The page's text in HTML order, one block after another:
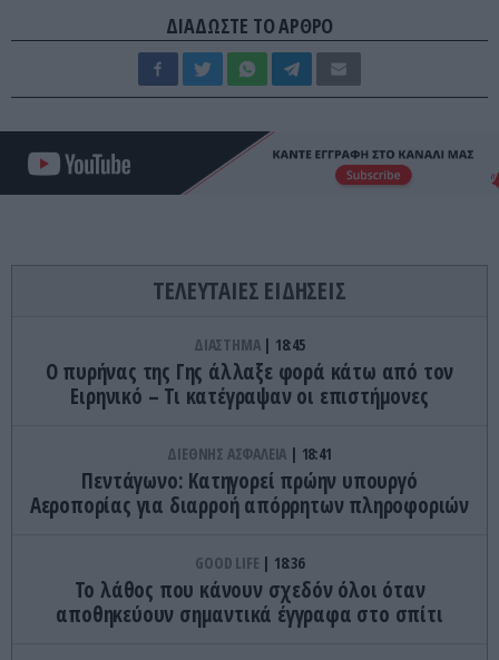
ΔΙΑΔΩΣΤΕ ΤΟ ΑΡΘΡΟ
ΤΕΛΕΥΤΑΙΕΣ ΕΙΔΗΣΕΙΣ
ΔΙΑΣΤΗΜΑ 18:45
Ο πυρήνας της Γης άλλαξε φορά κάτω από τον
Ειρηνικό – Τι κατέγραψαν οι επιστήμονες
ΔΙΕΘΝΗΣ ΑΣΦΑΛΕΙΑ 18:41
Πεντάγωνο: Κατηγορεί πρώην υπουργό
Αεροπορίας για διαρροή απόρρητων πληροφοριών
GOOD LIFE 18:36
Το λάθος που κάνουν σχεδόν όλοι όταν
αποθηκεύουν σημαντικά έγγραφα στο σπίτι